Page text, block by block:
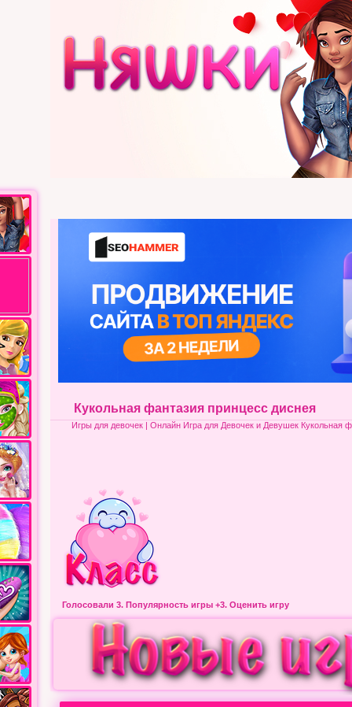
Кукольная фантазия принцесс диснея
Игры для девочек| Онлайн Игра для Девочек и Девушек Кукольная
Голосовали 3. Популярность игры +3. Оценить игру